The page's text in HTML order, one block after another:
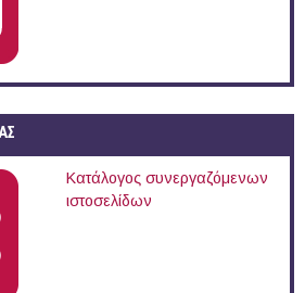
Κατάλογος συνεργαζόμενων
ιστοσελίδων